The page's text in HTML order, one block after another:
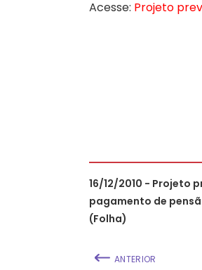
Acesse: Projeto
16/12/2010 - Projeto
pagamento de
(Folha)
ANTERIOR